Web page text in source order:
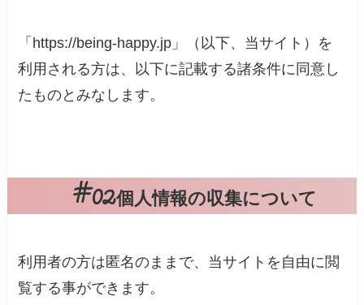
「https://being-happy.jp」（以下、当サイト）を
利用される方は、以下に記載する諸条件に同意し
たものとみなします。
個人情報の収集について
利用者の方は匿名のままで、当サイトを自由に閲
覧する事ができます。